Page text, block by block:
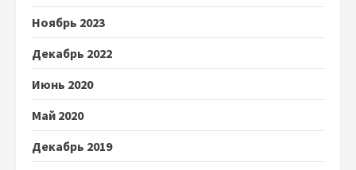
Ноябрь 2023
Декабрь 2022
Июнь 2020
Май 2020
Декабрь 2019